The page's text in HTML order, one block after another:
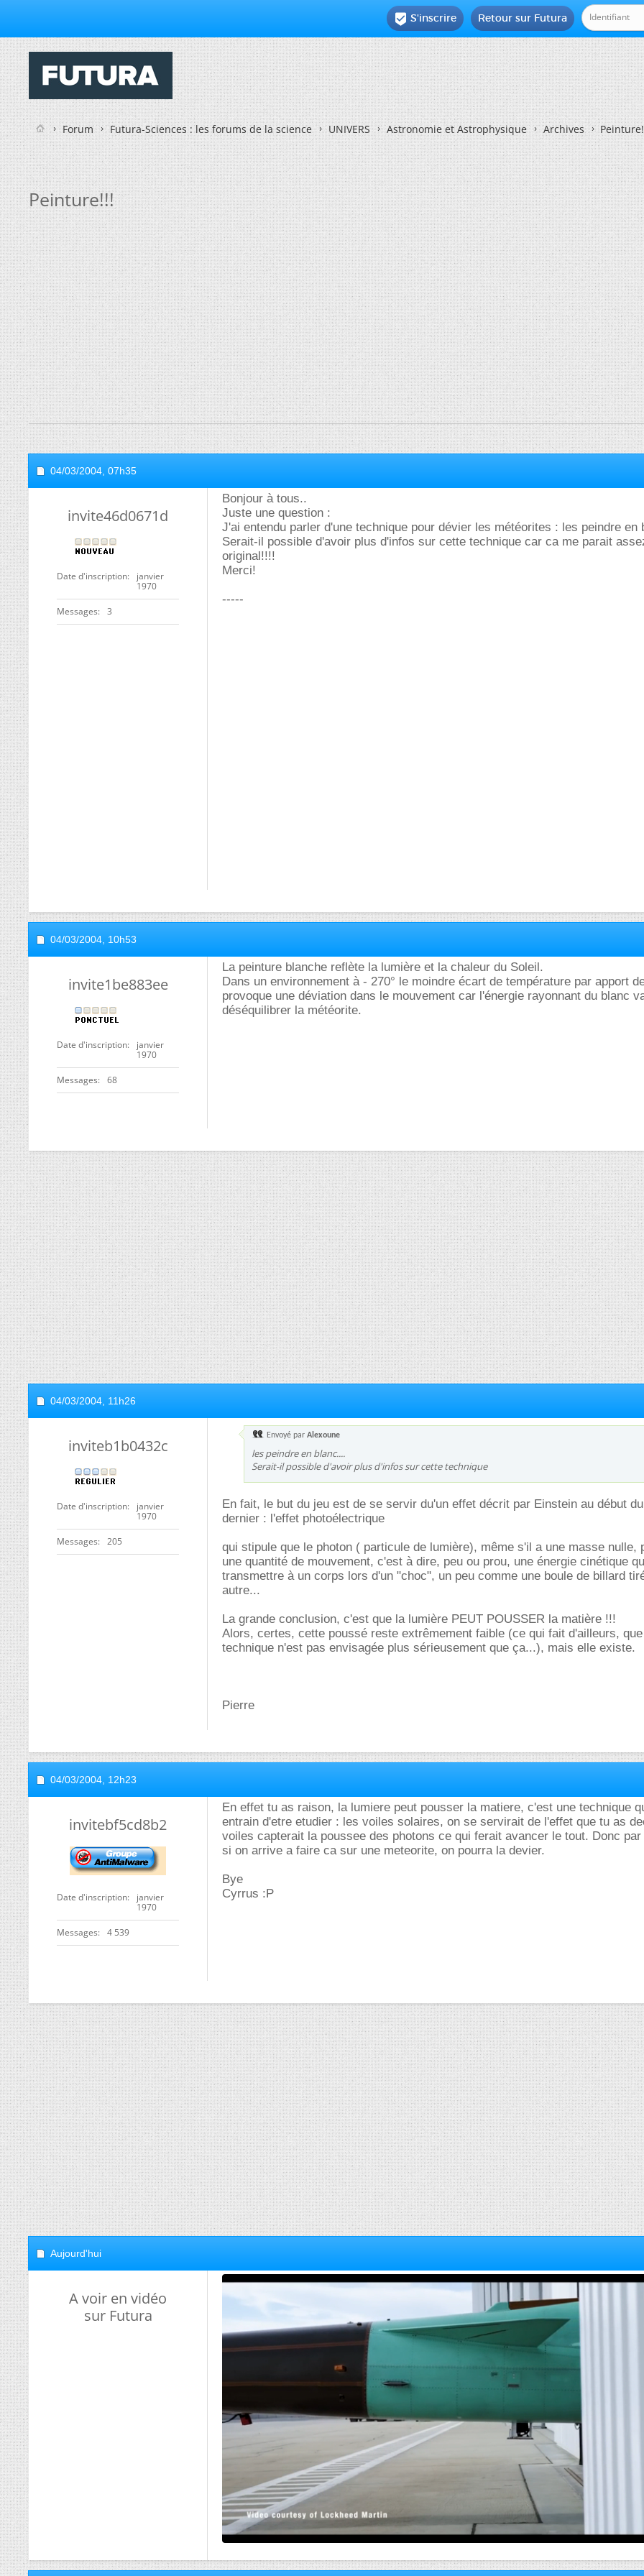
Retour sur Futura
 S'inscrire
Forum Futura-Sciences : les forums de la science UNIVERS Astronomie et Astrophysique Archives
Peinture!!!
04/03/2004, 07h35
invite46d0671d
Date d'inscription
janvier
1970
Messages 3
Bonjour à tous..
Juste une question :
J'ai entendu parler d'une technique pour dévier les météorites : les peindre en
Serait-il possible d'avoir plus d'infos sur cette technique car ca me parait
original!!!!
Merci!
-----
04/03/2004, 10h53
invite1be883ee
Date d'inscription
janvier
1970
Messages 68
La peinture blanche reflète la lumière et la chaleur du Soleil.
Dans un environnement à - 270° le moindre écart de température par apport
provoque une déviation dans le mouvement car l'énergie rayonnant du blanc
déséquilibrer la météorite.
04/03/2004, 11h26
inviteb1b0432c
Date d'inscription
janvier
1970
Messages 205
Envoyé par Alexoune
les peindre en blanc....
Serait-il possible d'avoir plus d'infos sur cette technique
En fait, le but du jeu est de se servir du'un effet décrit par Einstein au début
dernier : l'effet photoélectrique
qui stipule que le photon ( particule de lumière), même s'il a une masse nulle,
une quantité de mouvement, c'est à dire, peu ou prou, une énergie cinétique
transmettre à un corps lors d'un "choc", un peu comme une boule de billard
autre...
La grande conclusion, c'est que la lumière PEUT POUSSER la matière !!!
Alors, certes, cette poussé reste extrêmement faible (ce qui fait d'ailleurs,
technique n'est pas envisagée plus sérieusement que ça...), mais elle existe.
Pierre
04/03/2004, 12h23
invitebf5cd8b2
Date d'inscription
janvier
1970
Messages 4 539
En effet tu as raison, la lumiere peut pousser la matiere, c'est une technique
entrain d'etre etudier : les voiles solaires, on se servirait de l'effet que tu as
voiles capterait la poussee des photons ce qui ferait avancer le tout. Donc par
si on arrive a faire ca sur une meteorite, on pourra la devier.
Bye
Cyrrus :P
Aujourd'hui
A voir en vidéo
sur Futura